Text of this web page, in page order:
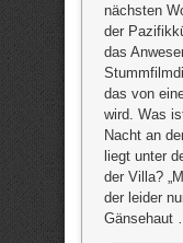
nächsten
der
das
das von
wird. Was
Nacht an
liegt unter
der Villa?
der leider
Gänsehaut